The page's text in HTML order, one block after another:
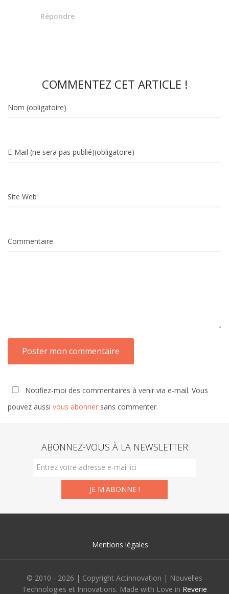
Répondre
COMMENTEZ CET ARTICLE !
Nom (obligatoire)
E-Mail (ne sera pas publié)(obligatoire)
Site Web
Commentaire
Notifiez-moi des commentaires à venir via e-mail. Vous
pouvez aussi vous abonner sans commenter.
ABONNEZ-VOUS À LA NEWSLETTER
Mentions légales
© 2010 - 2026 | Copyright Actinnovation | Nouvelles
Technologies et Innovations. Made with Love in Reverie